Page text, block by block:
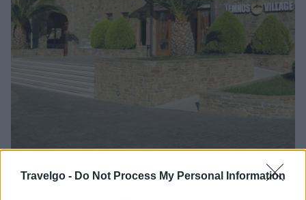
Travelgo - Do Not Process My Personal Information